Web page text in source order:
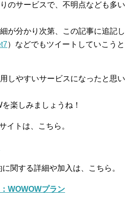
のサービスで、不明点なども多い
が分かり次第、この記事に追記し
）などでもツイートしていこうと
しやすいサービスになったと思い
楽しみましょうね！
イトは、こちら。
関する詳細や加入は、こちら。
WOWOWプラン